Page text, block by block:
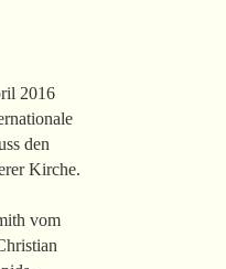
2016
den
Kirche.
vom